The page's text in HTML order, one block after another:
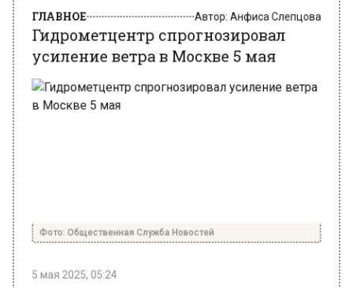
Гидрометцентр спрогнозировал
усиление ветра в Москве 5 мая